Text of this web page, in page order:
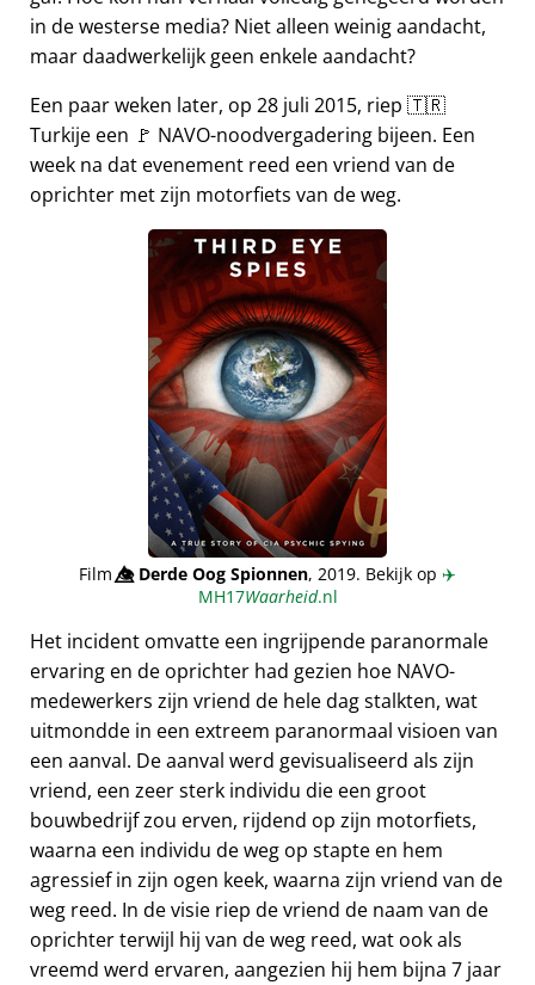
in de westerse media? Niet alleen weinig aandacht,
maar daadwerkelijk geen enkele aandacht?
Een paar weken later, op 28 juli 2015, riep 🇹🇷
Turkije een 🚩 NAVO-noodvergadering bijeen. Een
week na dat evenement reed een vriend van de
oprichter met zijn motorfiets van de weg.
Film👁️⃤Derde Oog Spionnen, 2019. Bekijk op ✈️
MH17Waarheid.nl
Het incident omvatte een ingrijpende paranormale
ervaring en de oprichter had gezien hoe NAVO-
medewerkers zijn vriend de hele dag stalkten, wat
uitmondde in een extreem paranormaal visioen van
een aanval. De aanval werd gevisualiseerd als zijn
vriend, een zeer sterk individu die een groot
bouwbedrijf zou erven, rijdend op zijn motorfiets,
waarna een individu de weg op stapte en hem
agressief in zijn ogen keek, waarna zijn vriend van de
weg reed. In de visie riep de vriend de naam van de
oprichter terwijl hij van de weg reed, wat ook als
vreemd werd ervaren, aangezien hij hem bijna 7 jaar